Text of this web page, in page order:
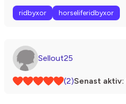
ridbyxor horseliferidbyxor
Sellout25
(2)Senast aktiv: